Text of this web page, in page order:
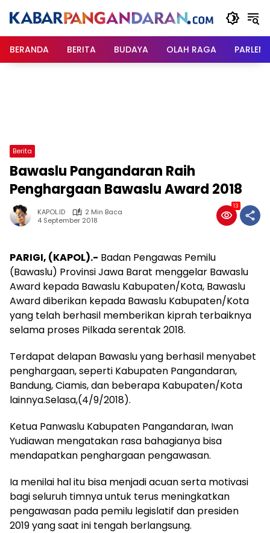
BERANDA
BERITA BUDAYA OLAH RAGA
Berita
Bawaslu Pangandaran Raih
Penghargaan Bawaslu Award 2018
KAPOL.ID
2 Min Baca
4 September 2018
13
PARIGI, (KAPOL).- Badan Pengawas Pemilu
(Bawaslu) Provinsi Jawa Barat menggelar Bawaslu
Award kepada Bawaslu Kabupaten/Kota, Bawaslu
Award diberikan kepada Bawaslu Kabupaten/Kota
yang telah berhasil memberikan kiprah terbaiknya
selama proses Pilkada serentak 2018.
Terdapat delapan Bawaslu yang berhasil menyabet
penghargaan, seperti Kabupaten Pangandaran,
Bandung, Ciamis, dan beberapa Kabupaten/Kota
lainnya.Selasa,(4/9/2018).
Ketua Panwaslu Kabupaten Pangandaran, Iwan
Yudiawan mengatakan rasa bahagianya bisa
mendapatkan penghargaan pengawasan.
Ia menilai hal itu bisa menjadi acuan serta motivasi
bagi seluruh timnya untuk terus meningkatkan
pengawasan pada pemilu legislatif dan presiden
2019 yang saat ini tengah berlangsung.